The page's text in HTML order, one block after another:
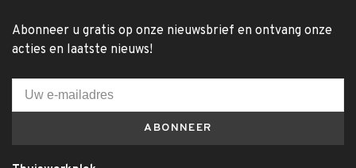
Abonneer u gratis op onze nieuwsbrief en ontvang onze
acties en laatste nieuws!
ABONNEER